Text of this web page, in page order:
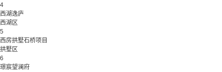
4
西湖逸庐
西湖区
5
西房拱墅石桥项目
拱墅区
6
璟宸望澜府